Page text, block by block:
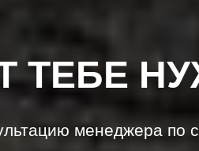
ТЕБЕ
менеджера по